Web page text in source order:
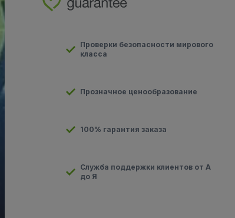
Проверки безопасности мирового
класса
Прозначное ценообразование
100% гарантия заказа
Служба поддержки клиентов от А
до Я